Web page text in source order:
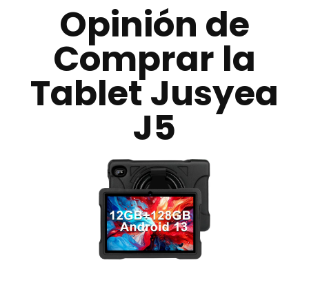
Opinión de
Comprar la
Tablet Jusyea
J5